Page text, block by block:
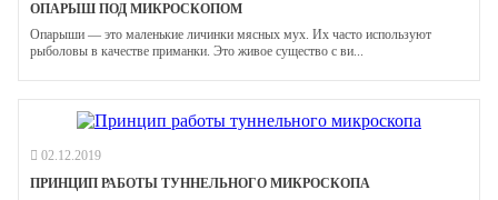
ОПАРЫШ ПОД МИКРОСКОПОМ
Опарыши — это маленькие личинки мясных мух. Их часто используют
рыболовы в качестве приманки. Это живое существо с ви...
02.12.2019
ПРИНЦИП РАБОТЫ ТУННЕЛЬНОГО МИКРОСКОПА